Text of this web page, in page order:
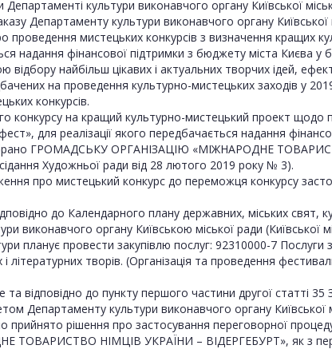
культури виконавчого органу Київської
Департаменту культури виконавчого органу Київської
проведення мистецьких конкурсів з визначення кращих
надання фінансової підтримки з бюджету міста Києва у
найбільш цікавих і актуальних творчих ідей,
на проведення культурно-мистецьких заходів у
конкурсів.
конкурсу на кращий культурно-мистецький проект
для реалізації якого передбачається надання
ГРОМАДСЬКУ ОРГАНІЗАЦІЮ «МІЖНАРОДНЕ
Художньої ради від 28 лютого 2019 року № 3).
про мистецький конкурс до переможця конкурсу
до Календарного плану державних, міських свят,
виконавчого органу Київською міської ради (Київської
планує провести закупівлю послуг: 92310000-7 Послуги
літературних творів. (Організація та проведення
відповідно до пункту першого частини другої статті 35
Департаменту культури виконавчого органу Київської
прийнято рішення про застосування переговорної
ТОВАРИСТВО НІМЦІВ УКРАЇНИ – ВІДЕРГЕБУРТ», як з